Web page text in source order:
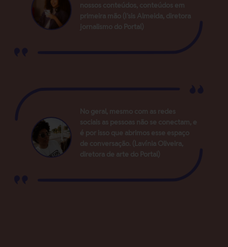
nossos conteúdos, conteúdos em
primeira mão (I'sis Almeida, diretora
jornalismo do Portal)
No geral, mesmo com as redes
sociais as pessoas não se conectam, e
é por isso que abrimos esse espaço
de conversação. (Lavínia Oliveira,
diretora de arte do Portal)